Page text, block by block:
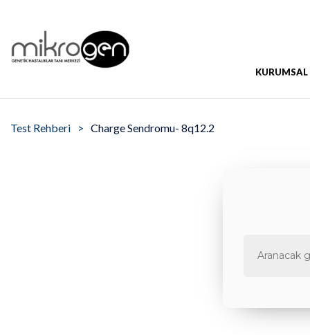
KURUMSAL
Test Rehberi Charge Sendromu- 8q12.2